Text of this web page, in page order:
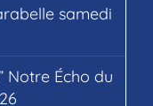
samedi
Notre Écho du